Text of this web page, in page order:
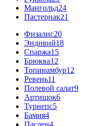
Мангольд24
Пастернак21
Физалис20
Эндивий18
Спаржа15
Брюква12
Топинамбур12
Ревень11
Полевой салат9
Артишок6
Турнепс5
Бамия4